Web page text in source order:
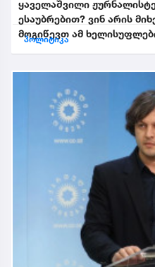
ყაველაშვილი
ესაუბრებით? ვინ არის
მოგიწევთ ამ
პოლიტიკა